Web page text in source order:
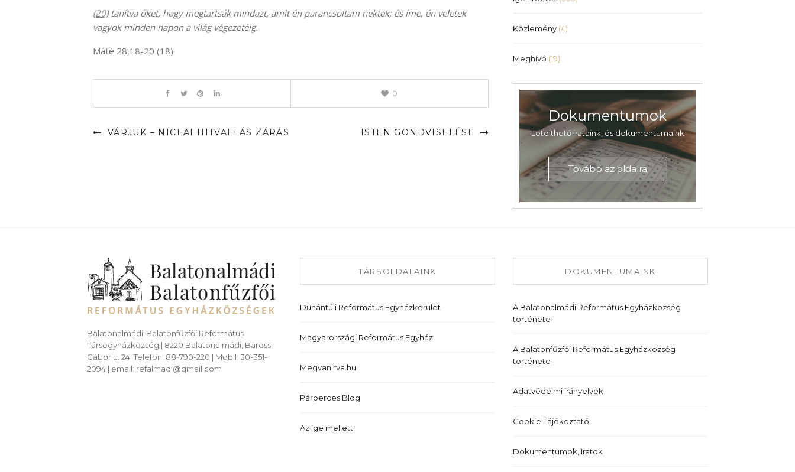
kell
(20)tanítva őket, hogy megtartsák mindazt, amit én parancsoltam nektek; és íme, én veletek
vagyok minden napon a világ végezetéig.
Máté 28,18-20 (18)
0
VÁRJUK – NICEAI HITVALLÁS ZÁRÁS ISTEN GONDVISELÉSE
Közlemény (4)
Meghívó (19)
Dokumentumok
Letölthető irataink, és dokumentumaink
Tovább az oldalra
Balatonalmádi-Balatonfűzfői Református
Társegyházközség | 8220 Balatonalmádi, Baross
Gábor u. 24. Telefon: 88-790-220 | Mobil: 30-351-
2094 | email: refalmadi@gmail.com
TÁRSOLDALAINK
Dunántúli Református Egyházkerület
Magyarországi Református Egyház
Megvanirva.hu
Párperces Blog
Az Ige mellett
DOKUMENTUMAINK
A Balatonalmádi Református Egyházközség
története
A Balatonfűzfői Református Egyházközség
története
Adatvédelmi irányelvek
Cookie Tájékoztató
Dokumentumok, Iratok